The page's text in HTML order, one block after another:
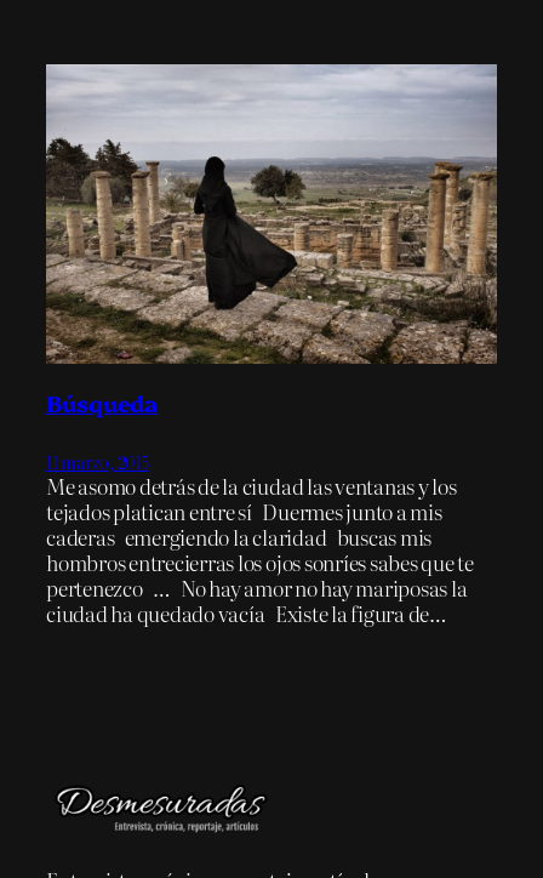
Búsqueda
11 marzo, 2015
Me asomo detrás de la ciudad las ventanas y los
tejados platican entre sí Duermes junto a mis
caderas emergiendo la claridad buscas mis
hombros entrecierras los ojos sonríes sabes que te
pertenezco … No hay amor no hay mariposas la
ciudad ha quedado vacía Existe la figura de…